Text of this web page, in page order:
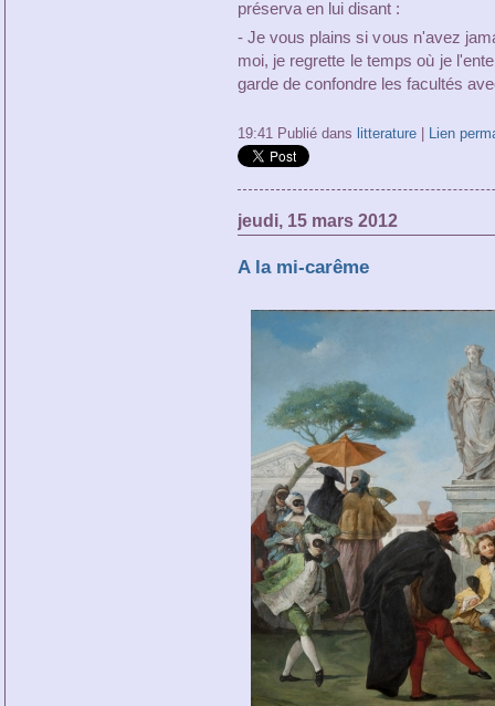
préserva en lui disant :
- Je vous plains si vous n'avez
moi, je regrette le temps où je
garde de confondre les facultés
19:41 Publié dans litterature| Lien
jeudi, 15 mars 2012
A la mi-carême